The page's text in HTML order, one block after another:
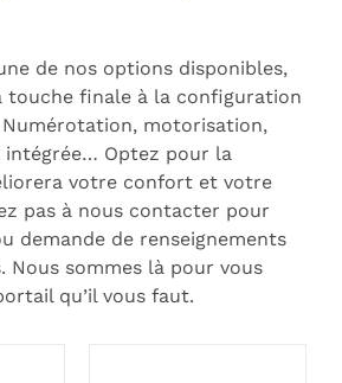
de nos options disponibles,
touche finale à la configuration
motorisation,
Optez pour la
votre confort et votre
pas à nous contacter pour
demande de renseignements
Nous sommes là pour vous
qu’il vous faut.